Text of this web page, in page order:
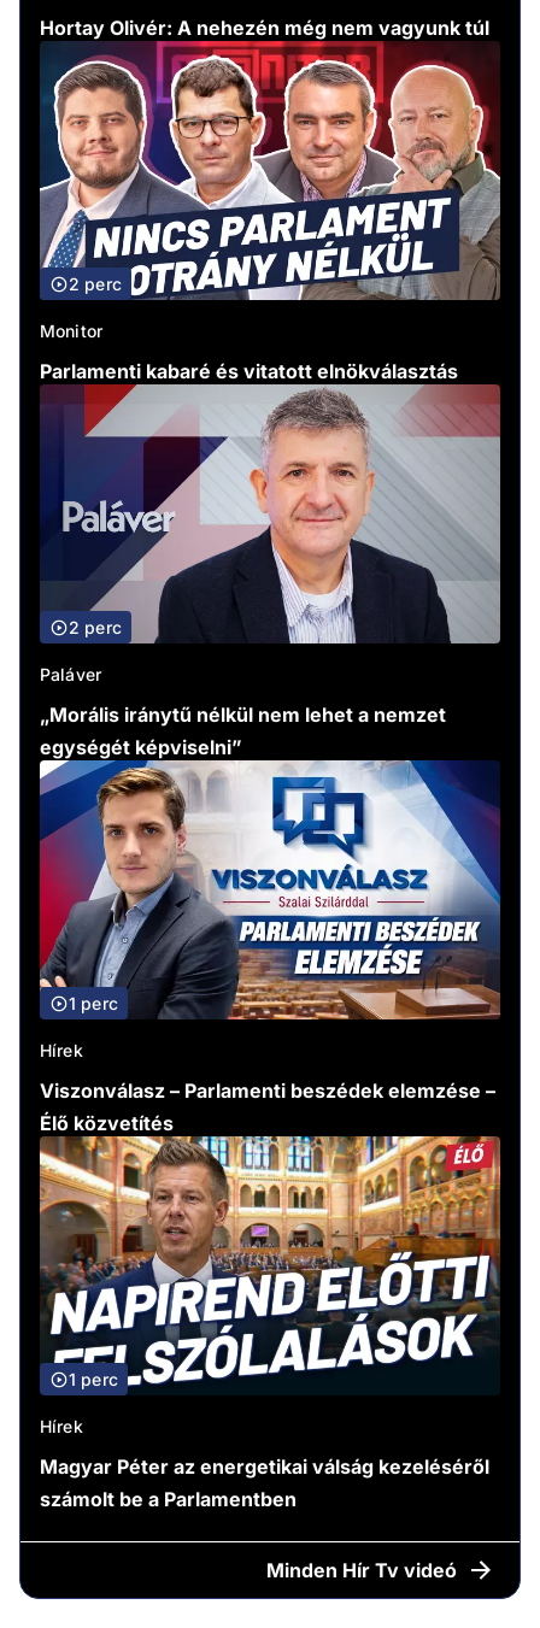
Hortay Olivér: A nehezén még nem vagyunk túl
2 perc
Monitor
Parlamenti kabaré és vitatott elnökválasztás
2 perc
Paláver
„Morális iránytű nélkül nem lehet a nemzet
egységét képviselni”
1 perc
Hírek
Viszonválasz – Parlamenti beszédek elemzése –
Élő közvetítés
1 perc
Hírek
Magyar Péter az energetikai válság kezeléséről
számolt be a Parlamentben
Minden Hír Tv videó